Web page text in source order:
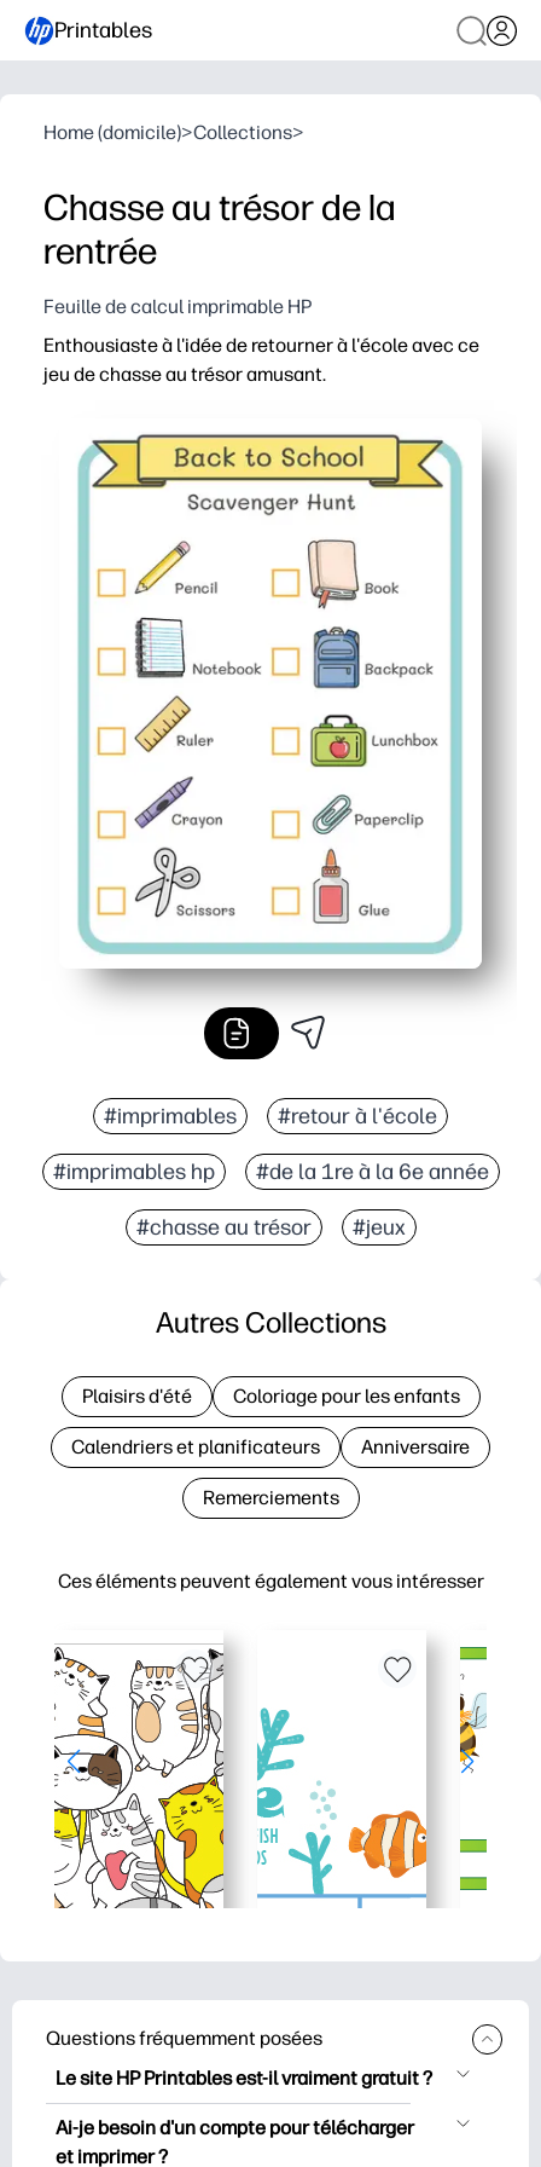
Printables
Home (domicile)>Collections>
Chasse au trésor de la
rentrée
Feuille de calcul imprimable HP
Enthousiaste à l'idée de retourner à l'école avec ce
jeu de chasse au trésor amusant.
#imprimables #retour à l'école
#imprimables hp #de la 1re à la 6e année
#chasse au trésor #jeux
Ces éléments peuvent également vous intéresser
Autres Collections
Plaisirs d'été Coloriage pour les enfants
Calendriers et planificateurs Anniversaire
Remerciements
Questions fréquemment posées
Le site HP Printables est-il vraiment gratuit ?
HP Printables propose plus de 2500
documents imprimables gratuits à
Ai-je besoin d'un compte pour télécharger
et imprimer ?